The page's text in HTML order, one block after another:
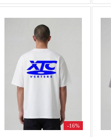
-16%